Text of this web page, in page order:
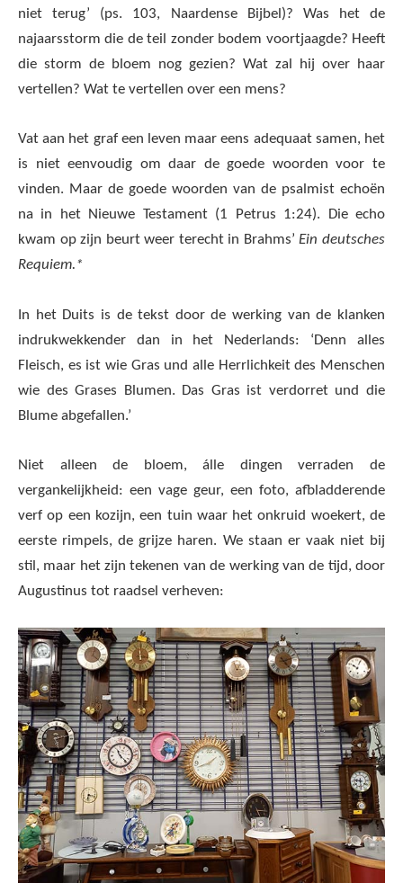
niet terug’ (ps. 103, Naardense Bijbel)? Was het de
najaarsstorm die de teil zonder bodem voortjaagde? Heeft
die storm de bloem nog gezien? Wat zal hij over haar
vertellen? Wat te vertellen over een mens?
Vat aan het graf een leven maar eens adequaat samen, het
is niet eenvoudig om daar de goede woorden voor te
vinden. Maar de goede woorden van de psalmist echoën
na in het Nieuwe Testament (1 Petrus 1:24). Die echo
kwam op zijn beurt weer terecht in Brahms’Ein deutsches
Requiem.*
In het Duits is de tekst door de werking van de klanken
indrukwekkender dan in het Nederlands: ‘Denn alles
Fleisch, es ist wie Gras und alle Herrlichkeit des Menschen
wie des Grases Blumen. Das Gras ist verdorret und die
Blume abgefallen.’
Niet alleen de bloem, álle dingen verraden de
vergankelijkheid: een vage geur, een foto, afbladderende
verf op een kozijn, een tuin waar het onkruid woekert, de
eerste rimpels, de grijze haren. We staan er vaak niet bij
stil, maar het zijn tekenen van de werking van de tijd, door
Augustinus tot raadsel verheven: